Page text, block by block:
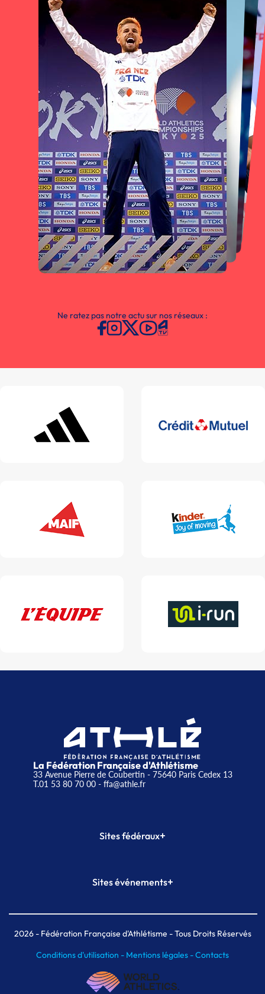
Ne ratez pas notre actu sur nos réseaux :
La Fédération Française d'Athlétisme
33 Avenue Pierre de Coubertin - 75640 Paris Cedex 13
T.01 53 80 70 00- ffa@athle.fr
Sites fédéraux+
Plateforme Formation
Sites événements+
Meeting de Paris indoor
MAIF Ekiden de Paris
2026- Fédération Française d'Athlétisme - Tous Droits Réservés
Conditions d'utilisation - Mentions légales -Contacts